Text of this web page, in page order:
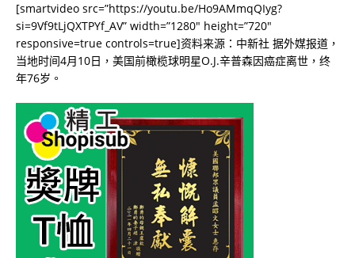
[smartvideo src=”https://youtu.be/Ho9AMmqQIyg?
si=9Vf9tLjQXTPYf_AV” width=”1280″ height=”720″
responsive=true controls=true]资料来源：中新社 据外媒报道，
当地时间4月10日，美国前橄榄球明星O.J.辛普森因癌症离世，终
年76岁。